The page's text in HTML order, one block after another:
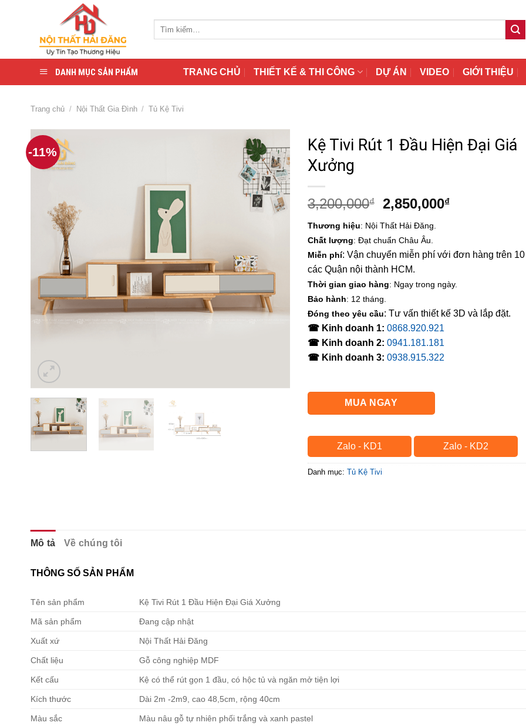
DANH MỤC SẢN PHẨM TRANG CHỦ THIẾT KẾ & THI CÔNG DỰ ÁN VIDEO GIỚI THIỆU
Trang chủ / Nội Thất Gia Đình / Tủ Kệ Tivi
-11%
Kệ Tivi Rút 1 Đầu Hiện Đại Giá
Xưởng
3,200,000₫
Giá
là:
3,200,000₫.
2,850,000₫Giá
2,850,000₫.
Thương hiệu: Nội Thất Hải Đăng.
Chất lượng: Đạt chuẩn Châu Âu.
Miễn phí: Vận chuyển miễn phí với đơn hàng trên 10
các Quận nội thành HCM.
Thời gian giao hàng: Ngay trong ngày.
Bảo hành: 12 tháng.
Đóng theo yêu cầu: Tư vấn thiết kế 3D và lắp đặt.
☎ Kinh doanh 1: 0868.920.921
☎ Kinh doanh 2: 0941.181.181
☎ Kinh doanh 3: 0938.915.322
MUA NGAY
Zalo - KD1 Zalo - KD2
Danh mục: Tủ Kệ Tivi
Mô tả Về chúng tôi
THÔNG SỐ SẢN PHẨM
Tên sản phẩm Kệ Tivi Rút 1 Đầu Hiện Đại Giá Xưởng
Mã sản phẩm Đang cập nhật
Xuất xứ Nội Thất Hải Đăng
Chất liệu Gỗ công nghiệp MDF
Kết cấu Kệ có thể rút gọn 1 đầu, có hộc tủ và ngăn mở tiện lợi
Kích thước Dài 2m -2m9, cao 48,5cm, rộng 40cm
Màu sắc Màu nâu gỗ tự nhiên phối trắng và xanh pastel